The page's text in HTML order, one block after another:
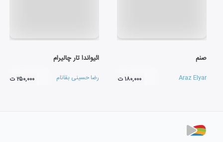
صنم
Araz Elyar ۱۸۰,۰۰۰ ت
ائیواندا تار چالیرام
رضا حسینی بقانام ۲۵۰,۰۰۰ ت